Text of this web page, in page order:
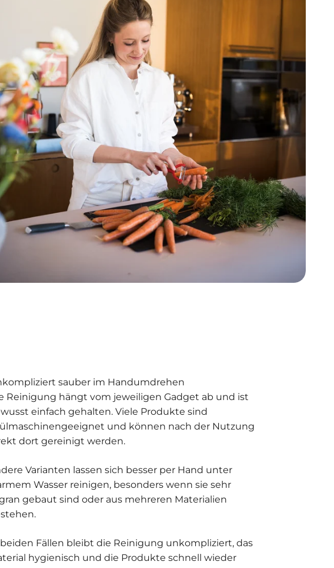
sauber im Handumdrehen
Reinigung hängt vom jeweiligen Gadget ab und ist
einfach gehalten. Viele Produkte sind
und können nach der Nutzung
dort gereinigt werden.
Varianten lassen sich besser per Hand unter
Wasser reinigen, besonders wenn sie sehr
gebaut sind oder aus mehreren Materialien
Fällen bleibt die Reinigung unkompliziert, das
hygienisch und die Produkte schnell wieder